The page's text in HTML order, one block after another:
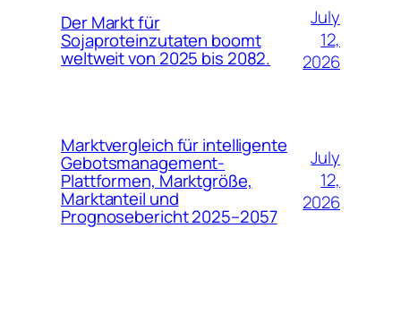
Der Markt für
Sojaproteinzutaten boomt
weltweit von 2025 bis 2082.
July
12,
2026
Marktvergleich für intelligente
Gebotsmanagement-
Plattformen, Marktgröße,
Marktanteil und
Prognosebericht 2025–2057
July
12,
2026